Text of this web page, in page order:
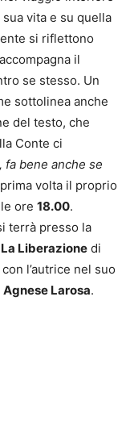
vita e su quella
si riflettono
il
se stesso. Un
sottolinea anche
del testo, che
Conte ci
fa bene anche se
volta il proprio
ore 18.00.
terrà presso la
Liberazione di
l’autrice nel suo
Agnese Larosa.